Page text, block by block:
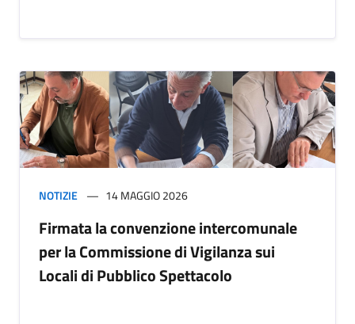
NOTIZIE 14 MAGGIO 2026
Firmata la convenzione intercomunale
per la Commissione di Vigilanza sui
Locali di Pubblico Spettacolo